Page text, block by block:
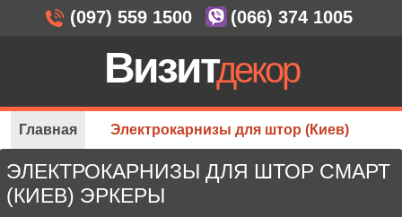
ЭЛЕКТРОКАРНИЗЫ ДЛЯ ШТОР СМАРТ
(КИЕВ) ЭРКЕРЫ
Главная Электрокарнизы для штор (Киев)
(097) 559 1500 (066) 374 1005
Визитдекор